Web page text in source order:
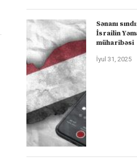
Sənanı
İsrailin
müharibəsi
İyul 31, 2025